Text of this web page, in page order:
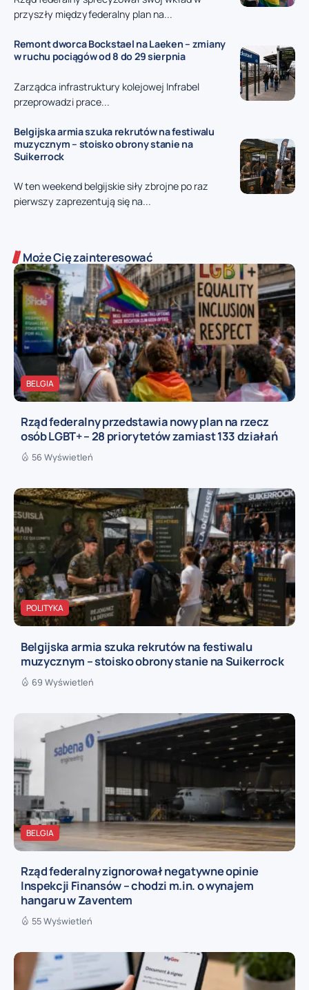
przyszły międzyfederalny plan na...
Remont dworca Bockstael na Laeken – zmiany
w ruchu pociągów od 8 do 29 sierpnia
Zarządca infrastruktury kolejowej Infrabel
przeprowadzi prace...
Belgijska armia szuka rekrutów na festiwalu
muzycznym – stoisko obrony stanie na
Suikerrock
W ten weekend belgijskie siły zbrojne po raz
pierwszy zaprezentują się na...
Może Cię zainteresować
BELGIA
Rząd federalny przedstawia nowy plan na rzecz
osób LGBT+ – 28 priorytetów zamiast 133 działań
56 Wyświetleń
POLITYKA
Belgijska armia szuka rekrutów na festiwalu
muzycznym – stoisko obrony stanie na Suikerrock
69 Wyświetleń
BELGIA
Rząd federalny zignorował negatywne opinie
Inspekcji Finansów – chodzi m.in. o wynajem
hangaru w Zaventem
55 Wyświetleń